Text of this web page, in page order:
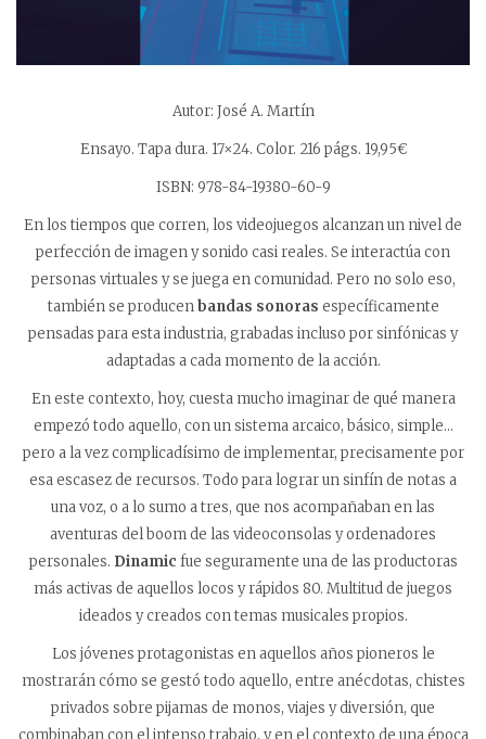
Autor: José A. Martín
Ensayo. Tapa dura. 17×24. Color. 216 págs. 19,95€
ISBN: 978-84-19380-60-9
En los tiempos que corren, los videojuegos alcanzan un nivel de
perfección de imagen y sonido casi reales. Se interactúa con
personas virtuales y se juega en comunidad. Pero no solo eso,
también se producen bandas sonoras específicamente
pensadas para esta industria, grabadas incluso por sinfónicas y
adaptadas a cada momento de la acción.
En este contexto, hoy, cuesta mucho imaginar de qué manera
empezó todo aquello, con un sistema arcaico, básico, simple…
pero a la vez complicadísimo de implementar, precisamente por
esa escasez de recursos. Todo para lograr un sinfín de notas a
una voz, o a lo sumo a tres, que nos acompañaban en las
aventuras del boom de las videoconsolas y ordenadores
personales. Dinamic fue seguramente una de las productoras
más activas de aquellos locos y rápidos 80. Multitud de juegos
ideados y creados con temas musicales propios.
Los jóvenes protagonistas en aquellos años pioneros le
mostrarán cómo se gestó todo aquello, entre anécdotas, chistes
privados sobre pijamas de monos, viajes y diversión, que